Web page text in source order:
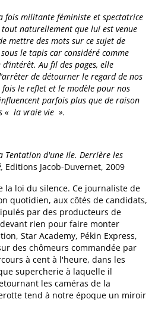
fois militante féministe et spectatrice
tout naturellement que lui est venue
mettre des mots sur ce sujet de
le tapis car considéré comme
Au fil des pages, elle
de détourner le regard de nos
le reflet et le modèle pour nos
parfois plus que de raison
« la vraie vie ».
Tentation d'une Ile. Derrière les
Editions Jacob-Duvernet, 2009
la loi du silence. Ce journaliste de
quotidien, aux côtés de candidats,
par des producteurs de
rien pour faire monter
Star Academy, Pékin Express,
des chômeurs commandée par
à cent à l'heure, dans les
supercherie à laquelle il
les caméras de la
tend à notre époque un miroir